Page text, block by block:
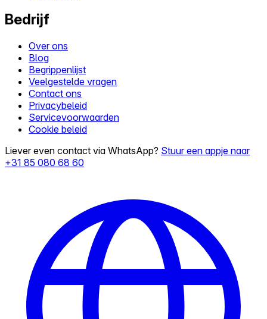
Bedrijf
Over ons
Blog
Begrippenlijst
Veelgestelde vragen
Contact ons
Privacybeleid
Servicevoorwaarden
Cookie beleid
Liever even contact via WhatsApp? Stuur een appje naar
+31 85 080 68 60